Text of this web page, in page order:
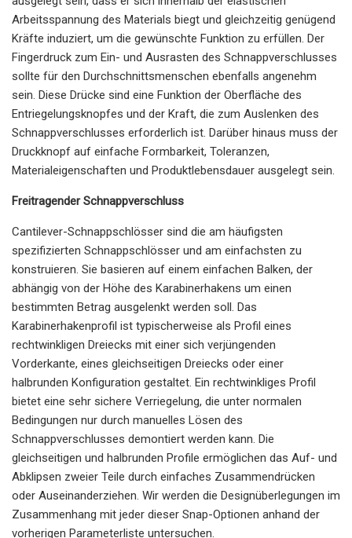
Arbeitsspannung des Materials biegt und gleichzeitig genügend
Kräfte induziert, um die gewünschte Funktion zu erfüllen. Der
Fingerdruck zum Ein- und Ausrasten des Schnappverschlusses
sollte für den Durchschnittsmenschen ebenfalls angenehm
sein. Diese Drücke sind eine Funktion der Oberfläche des
Entriegelungsknopfes und der Kraft, die zum Auslenken des
Schnappverschlusses erforderlich ist. Darüber hinaus muss der
Druckknopf auf einfache Formbarkeit, Toleranzen,
Materialeigenschaften und Produktlebensdauer ausgelegt sein.
Freitragender Schnappverschluss
Cantilever-Schnappschlösser sind die am häufigsten
spezifizierten Schnappschlösser und am einfachsten zu
konstruieren. Sie basieren auf einem einfachen Balken, der
abhängig von der Höhe des Karabinerhakens um einen
bestimmten Betrag ausgelenkt werden soll. Das
Karabinerhakenprofil ist typischerweise als Profil eines
rechtwinkligen Dreiecks mit einer sich verjüngenden
Vorderkante, eines gleichseitigen Dreiecks oder einer
halbrunden Konfiguration gestaltet. Ein rechtwinkliges Profil
bietet eine sehr sichere Verriegelung, die unter normalen
Bedingungen nur durch manuelles Lösen des
Schnappverschlusses demontiert werden kann. Die
gleichseitigen und halbrunden Profile ermöglichen das Auf- und
Abklipsen zweier Teile durch einfaches Zusammendrücken
oder Auseinanderziehen. Wir werden die Designüberlegungen im
Zusammenhang mit jeder dieser Snap-Optionen anhand der
vorherigen Parameterliste untersuchen.